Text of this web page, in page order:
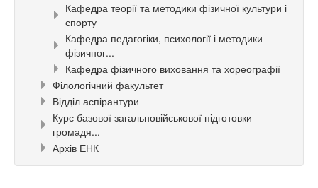
Кафедра теорії та методики фізичної культури і
спорту
Кафедра педагогіки, психології і методики
фізичног...
Кафедра фізичного виховання та хореографії
Філологічний факультет
Відділ аспірантури
Курс базової загальновійськової підготовки
громадя...
Архів ЕНК